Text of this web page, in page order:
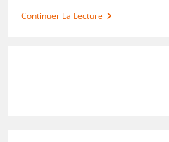
Continuer La Lecture